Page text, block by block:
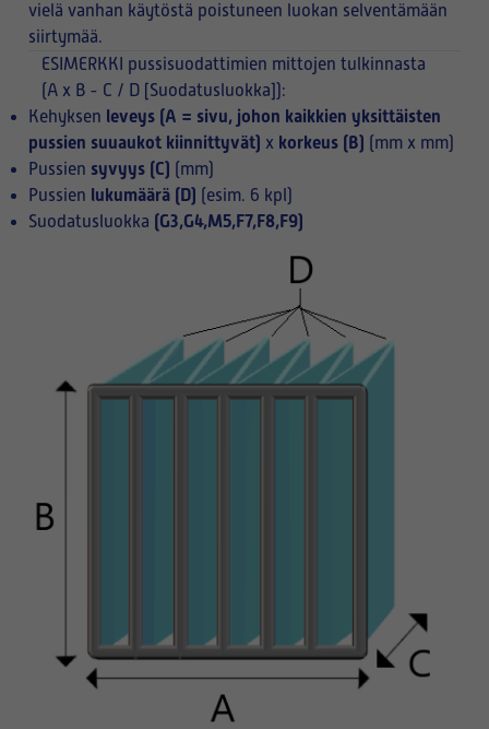
vielä vanhan käytöstä poistuneen luokan selventämään
siirtymää.
ESIMERKKI pussisuodattimien mittojen tulkinnasta
(A x B - C / D [Suodatusluokka]):
Kehyksen leveys (A = sivu, johon kaikkien yksittäisten
pussien suuaukot kiinnittyvät) x korkeus (B) (mm x mm)
Pussien syvyys (C) (mm)
Pussien lukumäärä (D) (esim. 6 kpl)
Suodatusluokka (G3,G4,M5,F7,F8,F9)